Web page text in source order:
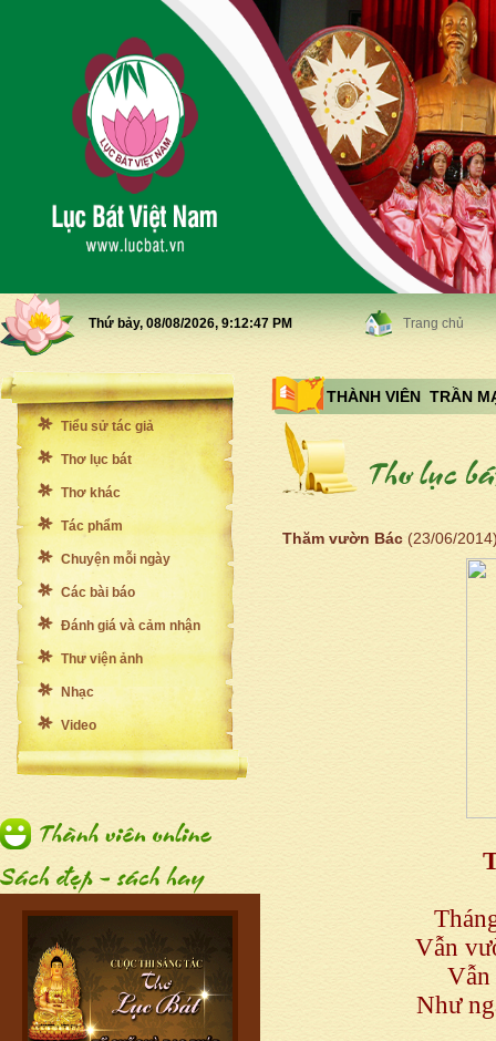
Thứ bảy, 08/08/2026, 9:12:49 PM Trang chủ
Tiểu sử tác giả
Thơ lục bát
Thơ khác
Tác phẩm
Chuyện mỗi ngày
Các bài báo
Đánh giá và cảm nhận
Thư viện ảnh
Nhạc
Video
THÀNH VIÊN TRẦN
Thăm vườn Bác (23/06/
Vẫn
Vẫn
Như